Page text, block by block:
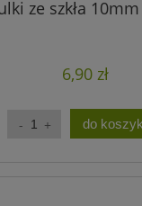
ze szkła
6,90 zł
do